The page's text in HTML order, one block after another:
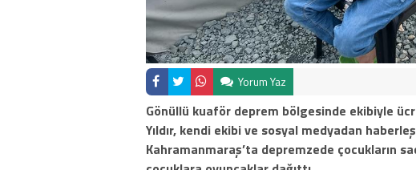
Yorum Yaz
Gönüllü kuaför deprem bölgesinde ekibiyle
Yıldır, kendi ekibi ve sosyal medyadan
Kahramanmaraş’ta depremzede çocukların